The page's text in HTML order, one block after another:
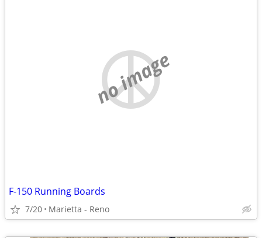
no image
F-150 Running Boards
7/20 Marietta - Reno